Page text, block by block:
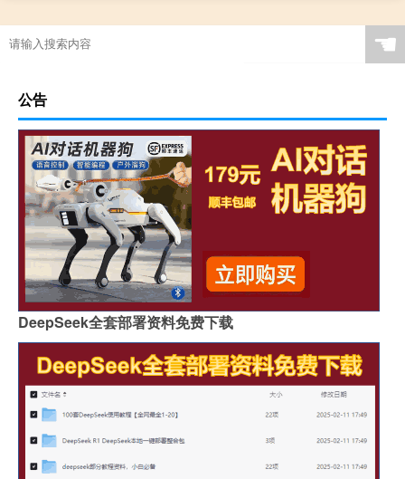
☚
公告
DeepSeek全套部署资料免费下载